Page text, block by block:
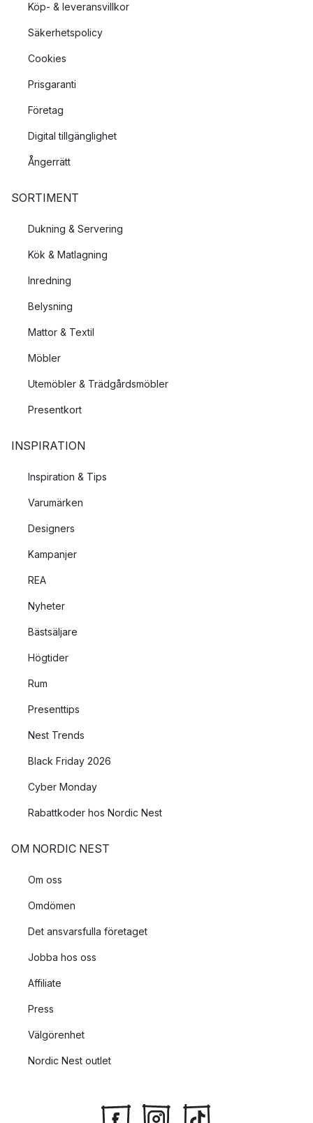
Köp- & leveransvillkor
Säkerhetspolicy
Cookies
Prisgaranti
Företag
Digital tillgänglighet
Ångerrätt
SORTIMENT
Dukning & Servering
Kök & Matlagning
Inredning
Belysning
Mattor & Textil
Möbler
Utemöbler & Trädgårdsmöbler
Presentkort
INSPIRATION
Inspiration & Tips
Varumärken
Designers
Kampanjer
REA
Nyheter
Bästsäljare
Högtider
Rum
Presenttips
Nest Trends
Black Friday 2026
Cyber Monday
Rabattkoder hos Nordic Nest
OM NORDIC NEST
Om oss
Omdömen
Det ansvarsfulla företaget
Jobba hos oss
Affiliate
Press
Välgörenhet
Nordic Nest outlet